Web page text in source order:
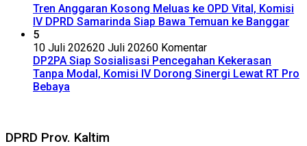
Tren Anggaran Kosong Meluas ke OPD Vital, Komisi
IV DPRD Samarinda Siap Bawa Temuan ke Banggar
5
10 Juli 202620 Juli 20260 Komentar
DP2PA Siap Sosialisasi Pencegahan Kekerasan
Tanpa Modal, Komisi IV Dorong Sinergi Lewat RT Pro
Bebaya
DPRD Prov. Kaltim